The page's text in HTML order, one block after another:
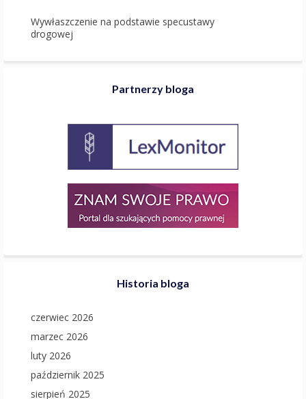
Wywłaszczenie na podstawie specustawy
drogowej
Partnerzy bloga
Historia bloga
czerwiec 2026
marzec 2026
luty 2026
październik 2025
sierpień 2025